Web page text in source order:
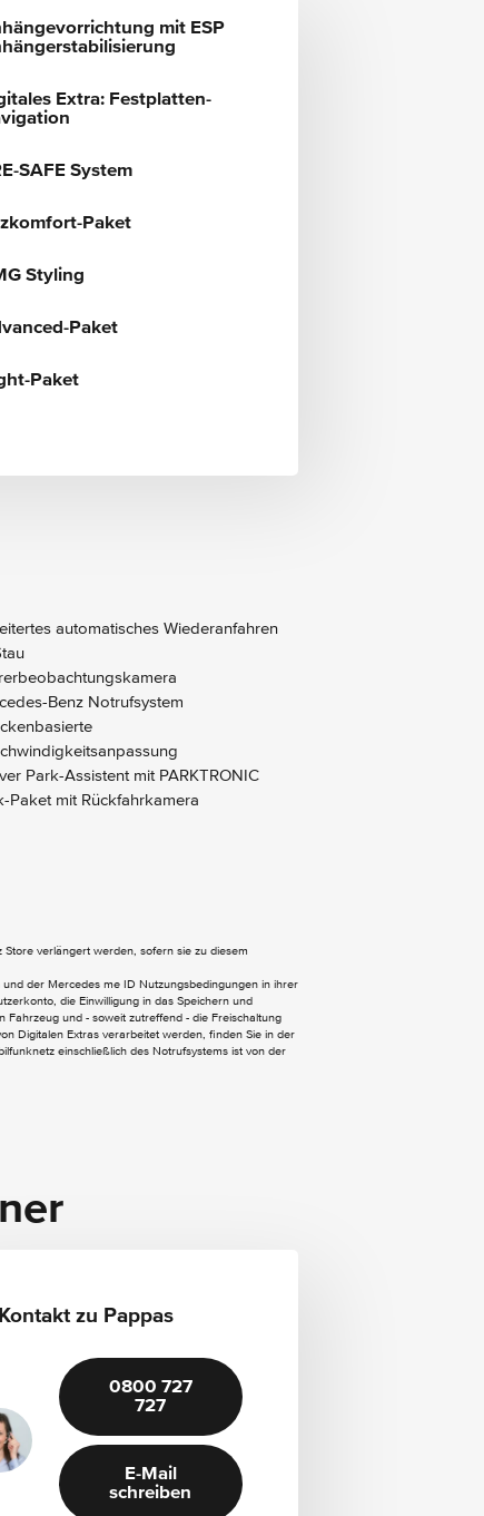
mit ESP
Extra: Festplatten-
SAFE System
Paket
Styling
Paket
Paket
automatisches Wiederanfahren
Benz Notrufsystem
Park-Assistent mit PARKTRONIC
Paket mit Rückfahrkamera
mit Mercedes-Benz
Metallstruktur
im Fond klappbar
Metallstruktur
Kindersitzbefestigung
verlängert werden, sofern sie zu diesem
der Mercedes me ID Nutzungsbedingungen in ihrer
die Einwilligung in das Speichern und
und - soweit zutreffend - die Freischaltung
Digitalen Extras verarbeitet werden, finden Sie in der
einschließlich des Notrufsystems ist von der
Kontakt zu Pappas
0800 727
727
E-Mail
schreiben